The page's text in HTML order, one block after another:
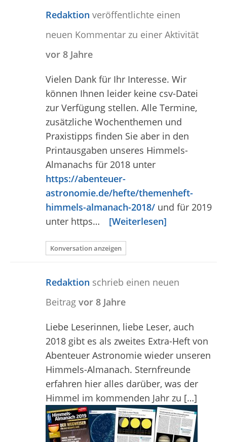
Redaktion veröffentlichte einen
neuen Kommentar zu einer Aktivität
vor 8 Jahre
Vielen Dank für Ihr Interesse. Wir
können Ihnen leider keine csv-Datei
zur Verfügung stellen. Alle Termine,
zusätzliche Wochenthemen und
Praxistipps finden Sie aber in den
Printausgaben unseres Himmels-
Almanachs für 2018 unter
https://abenteuer-
astronomie.de/hefte/themenheft-
himmels-almanach-2018/ und für 2019
unter https…
[Weiterlesen]
Konversation anzeigen
Redaktion schrieb einen neuen
Beitrag vor 8 Jahre
Liebe Leserinnen, liebe Leser, auch
2018 gibt es als zweites Extra-Heft von
Abenteuer Astronomie wieder unseren
Himmels-Almanach. Sternfreunde
erfahren hier alles darüber, was der
Himmel im kommenden Jahr zu […]